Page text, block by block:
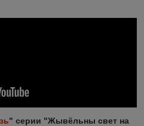
" серии "Жывёльны свет на